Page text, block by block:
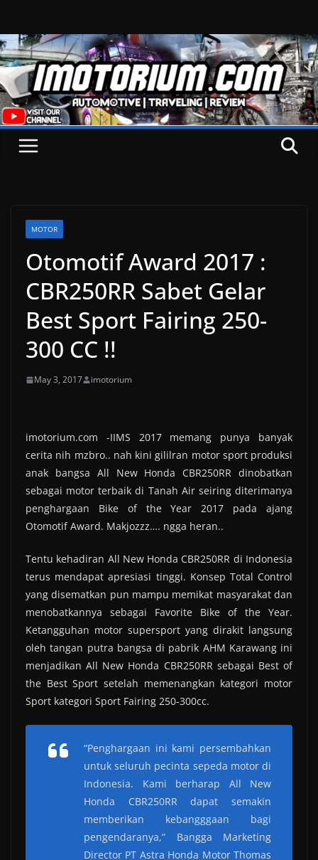
content
MOTOR
Otomotif Award 2017 :
CBR250RR Sabet Gelar
Best Sport Fairing 250-
300 CC !!
May 3, 2017 imotorium
imotorium.com -IIMS 2017 memang punya banyak
cerita nih mzbro.. nah kini gililran motor sport produksi
anak bangsa All New Honda CBR250RR dinobatkan
sebagai motor terbaik di Tanah Air seiring diterimanya
penghargaan Bike of the Year 2017 pada ajang
Otomotif Award. Makjozzz…. ngga heran..
Tentu kehadiran All New Honda CBR250RR di Indonesia
terus mendapat apresiasi tinggi. Konsep Total Control
yang disematkan pun mampu memikat masyarakat dan
menobatkannya sebagai Favorite Bike of the Year.
Ketangguhan motor supersport yang dirakit langsung
oleh tangan putra bangsa di pabrik AHM Karawang ini
menjadikan All New Honda CBR250RR sebagai Best of
the Best Sport setelah memenangkan kategori motor
Sport kategori Sport Fairing 250-300cc.
“Penghargaan ini kami persembahkan
untuk seluruh pecinta sepeda motor di
Indonesia. Kami berharap All New
Honda CBR250RR dapat semakin
memberikan kebangggaan bagi
pengendaranya,” Bangga Marketing
Director PT Astra Honda Motor Thomas